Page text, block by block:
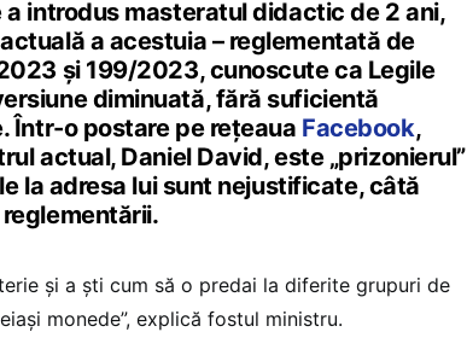
a introdus masteratul didactic de 2 ani,
a acestuia – reglementată de
și 199/2023, cunoscute ca Legile
diminuată, fără suficientă
Într-o postare pe rețeaua Facebook,
actual, Daniel David, este „prizonierul”
la adresa lui sunt nejustificate, câtă
și a ști cum să o predai la diferite grupuri de
monede”, explică fostul ministru.